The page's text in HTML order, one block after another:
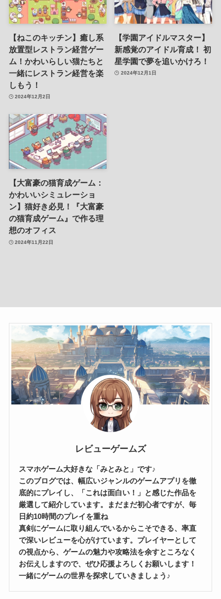
【ねこのキッチン】癒し系
放置型レストラン経営ゲー
ム！かわいらしい猫たちと
一緒にレストラン経営を楽
しもう！
2024年12月2日
【学園アイドルマスター】
新感覚のアイドル育成！ 初
星学園で夢を追いかけろ！
2024年12月1日
【大富豪の猫育成ゲーム：
かわいいシミュレーショ
ン】猫好き必見！『大富豪
の猫育成ゲーム』で作る理
想のオフィス
2024年11月22日
レビューゲームズ
スマホゲーム大好きな「みとみと」です♪
このブログでは、幅広いジャンルのゲームアプリを徹
底的にプレイし、「これは面白い！」と感じた作品を
厳選して紹介しています。まだまだ初心者ですが、毎
日約10時間のプレイを重ね
真剣にゲームに取り組んでいるからこそできる、率直
で深いレビューを心がけています。プレイヤーとして
の視点から、ゲームの魅力や攻略法を余すところなく
お伝えしますので、ぜひ応援よろしくお願いします！
一緒にゲームの世界を探求していきましょう♪